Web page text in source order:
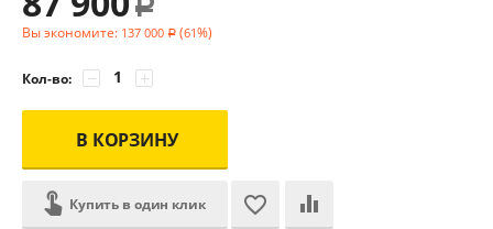
Р
Вы экономите: 137 000 Р (61%)
Кол-во: +
−
В КОРЗИНУ
Купить в один клик